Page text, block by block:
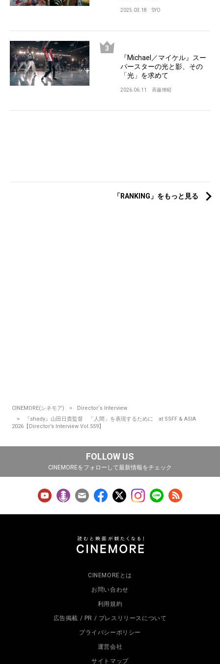
2025.03.18 SYO
『Michael／マイケル』スー
パースターの光と影、その
「光」を求めて
2026.06.11 斉藤博昭
「RANKING」をもっと見る
CINEMORE(シネモア)
Director‘s Interview
『shady』山田日貴監督 「人間」を表現するために at SSFF & ASIA
2026【Director’s Interview Vol.559】
FOLLOW US
CINEMOREをフォローして最新情報をチェック
CINEMOREとは
お問い合わせ
利用規約
広告掲載 / PR / プレスリリースについて
プライバシーポリシー
運営会社
サイトマップ